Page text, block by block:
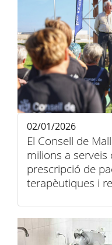
El Consell de
milions a
prescripció de
terapèutiques i
02/01/2026